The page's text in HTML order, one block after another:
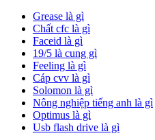
Grease là gì
Chất cfc là gì
Faceid là gì
19/5 là cung gì
Feeling là gì
Cáp cvv là gì
Solomon là gì
Nông nghiệp tiếng anh là gì
Optimus là gì
Usb flash drive là gì